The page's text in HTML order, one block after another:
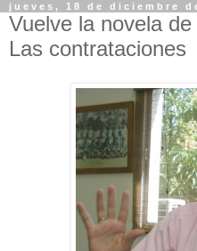
jueves, 18 de diciembre
Vuelve la novela
Las contrataciones